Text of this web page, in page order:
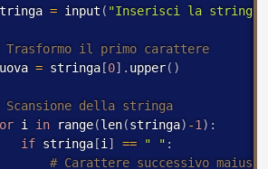
= input ( "Inserisci la
# Trasformo il primo carattere
= stringa[0] . upper( )
# Scansione della stringa
i in range(len(stringa) -1) :
if stringa[i] == " " :